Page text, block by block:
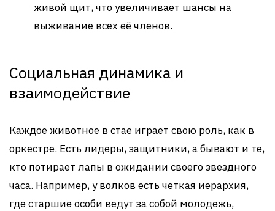
живой щит, что увеличивает шансы на
выживание всех её членов.
Социальная динамика и
взаимодействие
Каждое животное в стае играет свою роль, как в
оркестре. Есть лидеры, защитники, а бывают и те,
кто потирает лапы в ожидании своего звездного
часа. Например, у волков есть четкая иерархия,
где старшие особи ведут за собой молодежь,